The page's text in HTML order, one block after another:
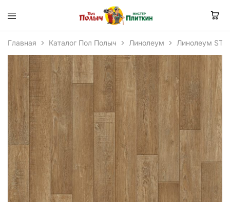
Главная Каталог Пол Полыч Линолеум Линолеум